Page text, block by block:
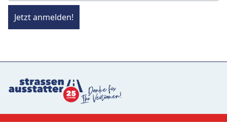
Jetzt anmelden!